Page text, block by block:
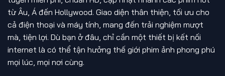
từ Âu, Á đến Hollywood. Giao diện thân thiện, tối ưu cho
cả điện thoại và máy tính, mang đến trải nghiệm mượt
mà, tiện lợi. Dù bạn ở đâu, chỉ cần một thiết bị kết nối
internet là có thể tận hưởng thế giới phim ảnh phong phú
mọi lúc, mọi nơi cùng.